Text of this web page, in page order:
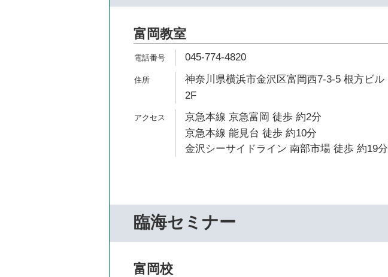
富岡教室
045-774-4820
神奈川県横浜市金沢区富岡西7-3-5 根方ビル
2F
京急本線 京急富岡 徒歩 約2分
京急本線 能見台 徒歩 約10分
金沢シーサイドライン 南部市場 徒歩 約19分
臨海セミナー
富岡校